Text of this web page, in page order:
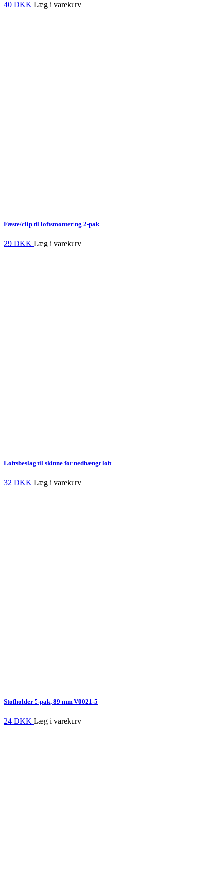
40 DKK Læg i varekurv
Fæste/clip til loftsmontering 2-pak
29 DKK Læg i varekurv
Loftsbeslag til skinne for nedhængt loft
32 DKK Læg i varekurv
Stofholder 5-pak, 89 mm V0021-5
24 DKK Læg i varekurv